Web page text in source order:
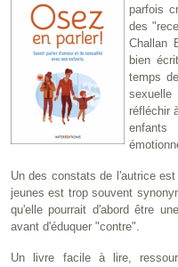
parfois
des
Challan
bien
temps
sexuelle
réfléchir
enfants
Un des constats de l'autrice
jeunes est trop souvent
qu'elle pourrait d'abord être
avant d'éduquer "contre".
Un livre facile à lire,